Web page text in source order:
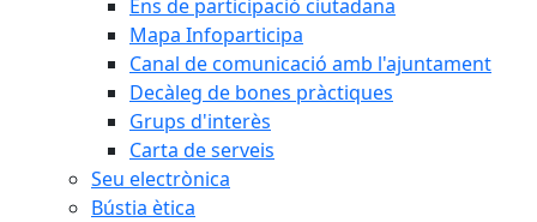
Ens de participació ciutadana
Mapa Infoparticipa
Canal de comunicació amb l'ajuntament
Decàleg de bones pràctiques
Grups d'interès
Carta de serveis
Seu electrònica
Bústia ètica